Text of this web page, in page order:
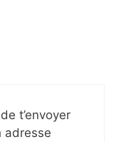
t’envoyer
adresse